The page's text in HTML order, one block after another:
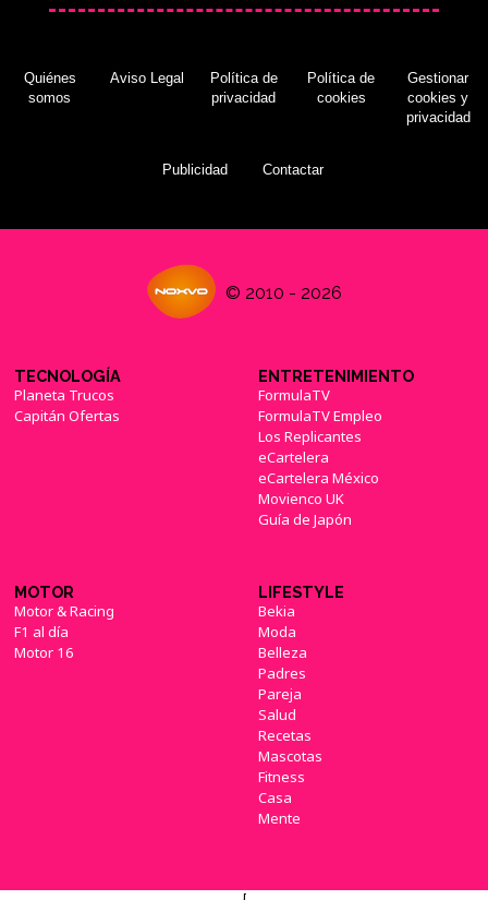
Quiénes
somos
Aviso Legal
Política de
privacidad
Política de
cookies
Gestionar
cookies y
privacidad
Publicidad Contactar
© 2010 - 2026
TECNOLOGÍA
Planeta Trucos
Capitán Ofertas
ENTRETENIMIENTO
FormulaTV
FormulaTV Empleo
Los Replicantes
eCartelera
eCartelera México
Movienco UK
Guía de Japón
MOTOR
Motor & Racing
F1 al día
Motor 16
LIFESTYLE
Bekia
Moda
Belleza
Padres
Pareja
Salud
Recetas
Mascotas
Fitness
Casa
Mente